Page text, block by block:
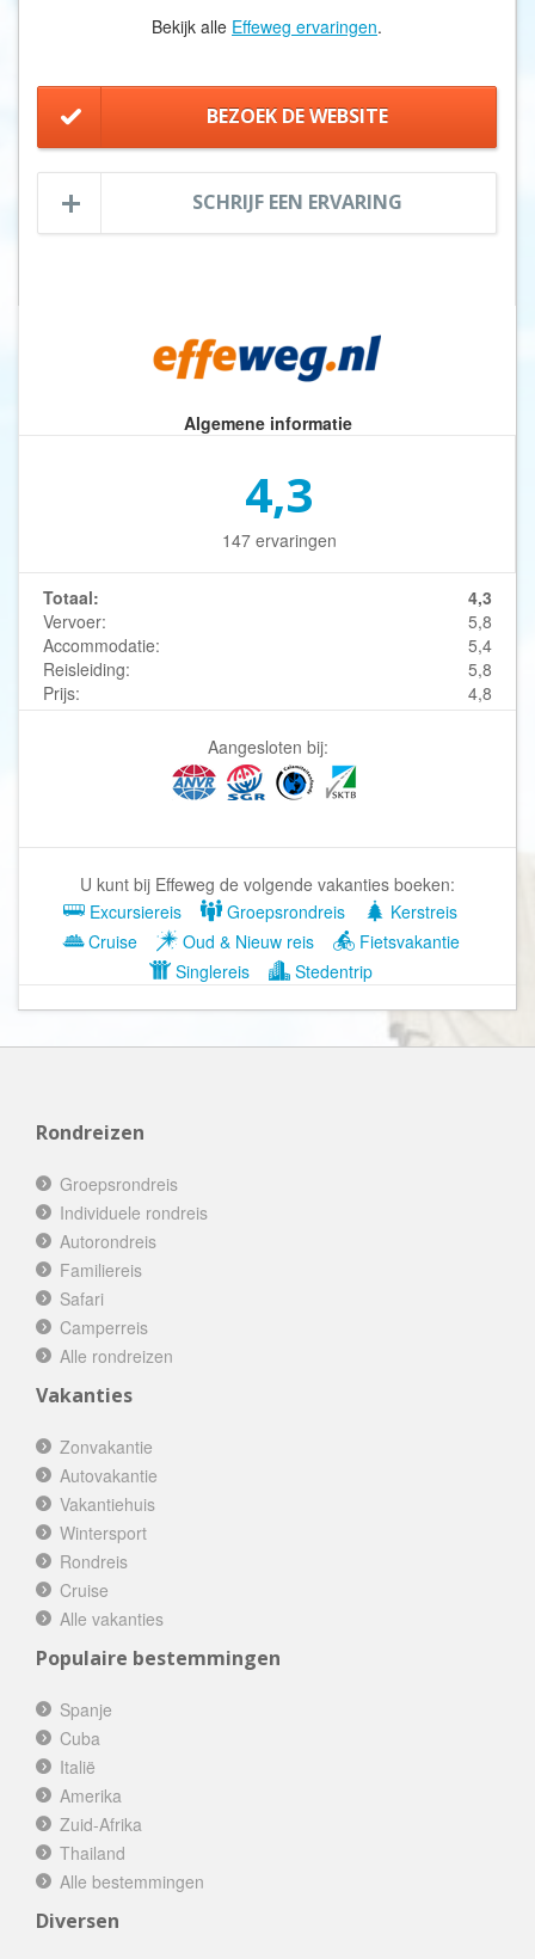
Bekijk alle Effeweg ervaringen.
BEZOEK DE WEBSITE
SCHRIJF EEN ERVARING
Algemene informatie
4,3
147 ervaringen
Totaal:
4,3
Vervoer:
5,8
Accommodatie:
5,4
Reisleiding:
5,8
Prijs:
4,8
Aangesloten bij:
U kunt bij Effeweg de volgende vakanties boeken:
Excursiereis
Groepsrondreis
Kerstreis
Cruise
Oud & Nieuw reis
Fietsvakantie
Singlereis
Stedentrip
Rondreizen
Groepsrondreis
Individuele rondreis
Autorondreis
Familiereis
Safari
Camperreis
Alle rondreizen
Vakanties
Zonvakantie
Autovakantie
Vakantiehuis
Wintersport
Rondreis
Cruise
Alle vakanties
Populaire bestemmingen
Spanje
Cuba
Italië
Amerika
Zuid-Afrika
Thailand
Alle bestemmingen
Diversen